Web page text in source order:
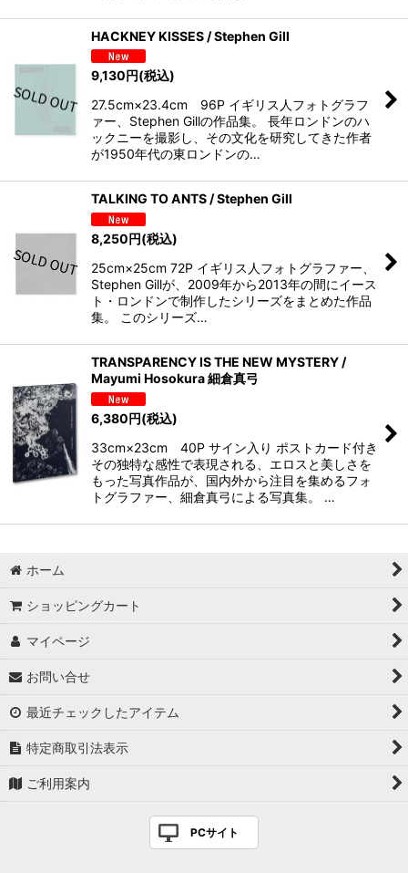
HACKNEY KISSES / Stephen Gill
9,130円(税込)
27.5cm×23.4cm 96P イギリス人フォトグラフ
ァー、Stephen Gillの作品集。 長年ロンドンのハ
ックニーを撮影し、その文化を研究してきた作者
が1950年代の東ロンドンの…
TALKING TO ANTS / Stephen Gill
8,250円(税込)
25cm×25cm 72P イギリス人フォトグラファー、
Stephen Gillが、2009年から2013年の間にイース
ト・ロンドンで制作したシリーズをまとめた作品
集。 このシリーズ…
TRANSPARENCY IS THE NEW MYSTERY /
Mayumi Hosokura 細倉真弓
6,380円(税込)
33cm×23cm 40P サイン入り ポストカード付き
その独特な感性で表現される、エロスと美しさを
もった写真作品が、国内外から注目を集めるフォ
トグラファー、細倉真弓による写真集。 …
ホーム
ショッピングカート
マイページ
お問い合せ
最近チェックしたアイテム
特定商取引法表示
ご利用案内
PCサイト